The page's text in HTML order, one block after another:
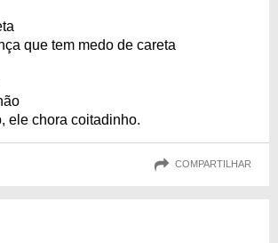
que tem medo de careta
ele chora coitadinho.
COMPARTILHAR